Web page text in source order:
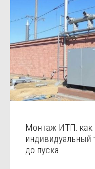
Монтаж ИТП: как
индивидуальный
до пуска